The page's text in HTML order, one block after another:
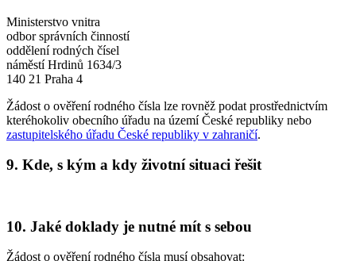
Ministerstvo vnitra
odbor správních činností
oddělení rodných čísel
náměstí Hrdinů 1634/3
140 21 Praha 4
Žádost o ověření rodného čísla lze rovněž podat prostřednictvím
kteréhokoliv obecního úřadu na území České republiky nebo
zastupitelského úřadu České republiky v zahraničí.
9. Kde, s kým a kdy životní situaci řešit
10. Jaké doklady je nutné mít s sebou
Žádost o ověření rodného čísla musí obsahovat: